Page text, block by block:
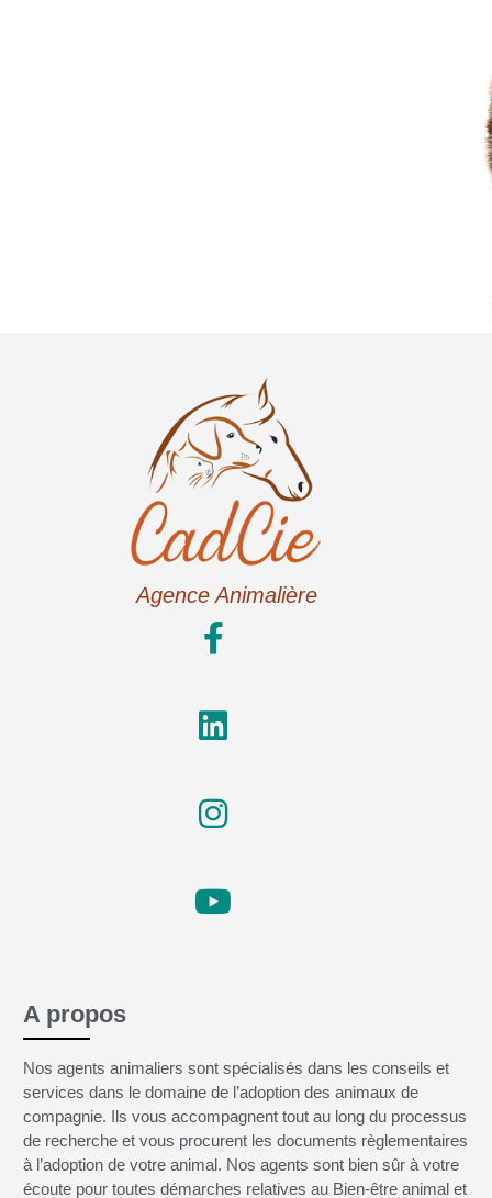
Agence Animalière
A propos
Nos agents animaliers sont spécialisés dans les conseils et
services dans le domaine de l’adoption des animaux de
compagnie. Ils vous accompagnent tout au long du processus
de recherche et vous procurent les documents règlementaires
à l’adoption de votre animal. Nos agents sont bien sûr à votre
écoute pour toutes démarches relatives au Bien-être animal et